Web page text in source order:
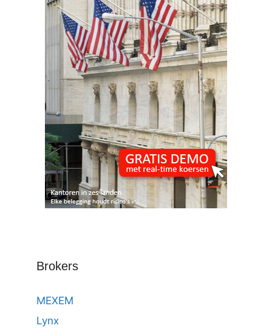
Brokers
MEXEM
Lynx